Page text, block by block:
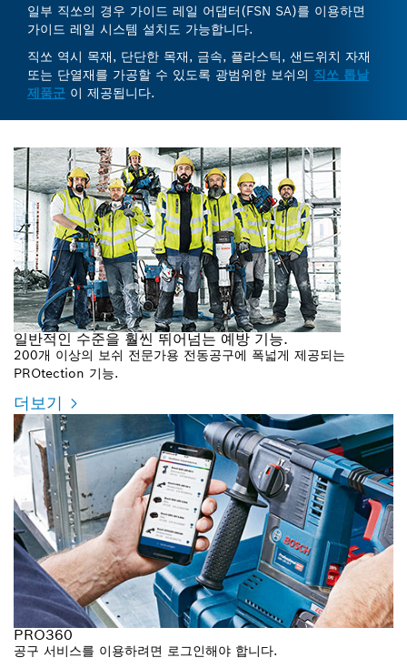
일부 직쏘의 경우 가이드 레일 어댑터(FSN SA)를 이용하면
가이드 레일 시스템 설치도 가능합니다.
직쏘 역시 목재, 단단한 목재, 금속, 플라스틱, 샌드위치 자재
또는 단열재를 가공할 수 있도록 광범위한 보쉬의 직쏘 톱날
제품군 이 제공됩니다.
일반적인 수준을 훨씬 뛰어넘는 예방 기능.
200개 이상의 보쉬 전문가용 전동공구에 폭넓게 제공되는
PROtection 기능.
더보기
PRO360
공구 서비스를 이용하려면 로그인해야 합니다.